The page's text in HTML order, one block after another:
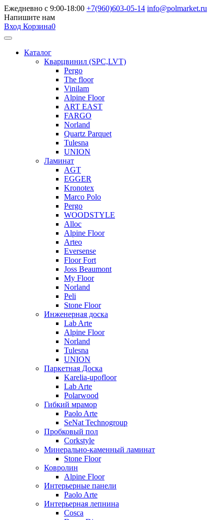
Ежедневно с 9:00-18:00 +7(960)603-05-14 info@polmarket.ru
Напишите нам
Вход Корзина0
Каталог
Кварцвинил (SPC,LVT)
Pergo
The floor
Vinilam
Alpine Floor
ART EAST
FARGO
Norland
Quartz Parquet
Tulesna
UNION
Ламинат
AGT
EGGER
Kronotex
Marco Polo
Pergo
WOODSTYLE
Alloc
Alpine Floor
Arteo
Eversense
Floor Fort
Joss Beaumont
My Floor
Norland
Peli
Stone Floor
Инженерная доска
Lab Arte
Alpine Floor
Norland
Tulesna
UNION
Паркетная Доска
Karelia-upofloor
Lab Arte
Polarwood
Гибкий мрамор
Paolo Arte
SeNat Technogroup
Пробковый пол
Corkstyle
Минерально-каменный ламинат
Stone Floor
Ковролин
Alpine Floor
Интерьерные панели
Paolo Arte
Интерьерная лепнина
Cosca